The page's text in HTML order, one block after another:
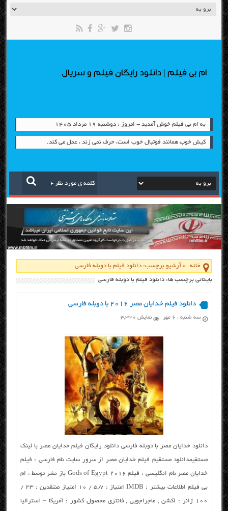
ام بی فیلم | دانلود رایگان فیلم و سریال
به ام بی فیلم خوش آمدید - امروز : دوشنبه ۱۹ مرداد ۱۴۰۵
کیش خوب همانند فوتبال خوب است، حرف نمی زند ، عمل می کند.
خانه » آرشیو برچسب: دانلود فیلم با دوبله فارسی
بایگانی برچسب ها: دانلود فیلم با دوبله فارسی
دانلود فیلم خدایان مصر ۲۰۱۶ با دوبله فارسی
سه شنبه ، ۶ مهر نمایش 3,320
دانلود خدایان مصر با دوبله فارسی دانلود رایگان فیلم خدایان مصر با لینک
مستقیمدانلود مستقیم فیلم خدایان مصر از سرور سایت نام فارسی : فیلم
خدایان مصر نام انگلیسی : فیلم Gods of Egypt 2016 باز نشر توسط : ام
بی فیلم اطلاعات بیشتر : IMDB امتیاز : ۵٫۷ / ۱۰ امتیاز منتقدین : ۲۳ /
۱۰۰ ژانر : اکشن , ماجراجویی , فانتزی محصول کشور : آمریکا – استرالیا